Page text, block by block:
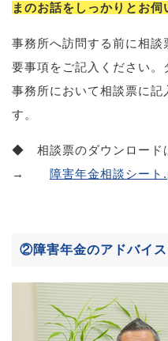
まのお話をしっかりとお伺
事務所へ訪問する前に相
要事項をご記入ください。
事務所において相談票に
す。
◆ 相談票のダウンロ
→ 障害年金相談シート
②障害年金のアドバイス